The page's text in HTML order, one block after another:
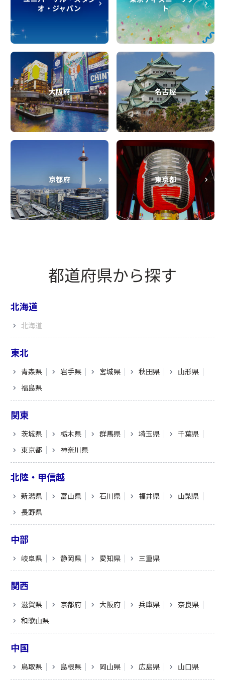
オ・ジャパン
ト
大阪府 名古屋
京都府 東京都
都道府県から探す
北海道
北海道
東北
青森県 岩手県 宮城県 秋田県
山形県
福島県
関東
茨城県 栃木県 群馬県 埼玉県
千葉県
東京都
神奈川県
北陸・甲信越
新潟県 富山県 石川県 福井県
山梨県
長野県
中部
岐阜県 静岡県 愛知県 三重県
関西
滋賀県 京都府 大阪府 兵庫県
奈良県
和歌山県
中国
鳥取県 島根県 岡山県 広島県 山口県